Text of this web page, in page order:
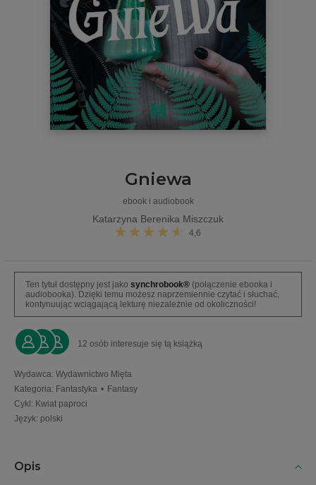
Gniewa
ebook i audiobook
Katarzyna Berenika Miszczuk
4,6
Ten tytuł dostępny jest jako synchrobook® (połączenie ebooka i
audiobooka). Dzięki temu możesz naprzemiennie czytać i słuchać,
kontynuując wciągającą lekturę niezależnie od okoliczności!
12 osób interesuje się tą książką
Wydawca: Wydawnictwo Mięta
Kategoria: Fantastyka • Fantasy
Cykl : Kwiat paproci
Język: polski
Opis